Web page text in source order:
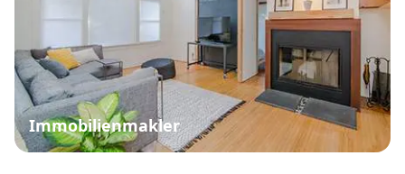
Immobilienmakler